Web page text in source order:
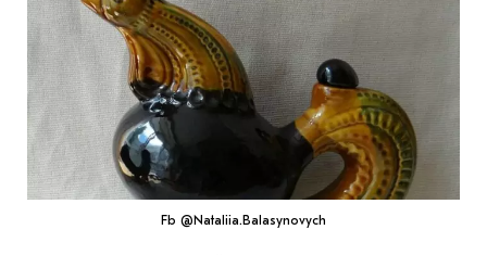
МАРІУПОЛЬСЬКІ МАРГІНАЛІЇ
ДОСЛІДНИЦЬКА ПЛАТФОРМА
ЗАПАЛЕННЯ
CARPATHIAN CULT ПРО РІЗДВЯНІ СВЯТА
Fb @Nataliia.Balasynovych